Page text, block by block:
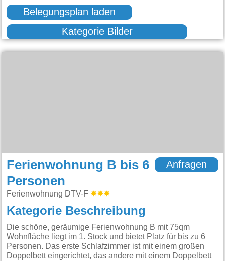
Belegungsplan laden
Kategorie Bilder
Ferienwohnung B bis 6
Personen
Ferienwohnung DTV-F
Anfragen
Kategorie Beschreibung
Die schöne, geräumige Ferienwohnung B mit 75qm
Wohnfläche liegt im 1. Stock und bietet Platz für bis zu 6
Personen. Das erste Schlafzimmer ist mit einem großen
Doppelbett eingerichtet, das andere mit einem Doppelbett